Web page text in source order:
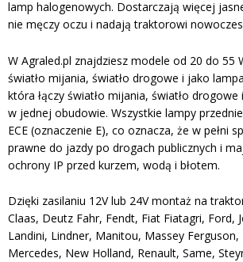
Często zadawane pytania
Kontakt
Bezpłatny projekt oświetlenia
O firmie
AgraLED Blog
+48 81 884 70 94
info@agraled.pl
+48 723 353 044
Inne akcesoria
Często zadawane pytania
Kontakt
Sprawdź wszystko
lamp halogenowych. Dostarczają więcej
nie męczy oczu i nadają traktorowi
W Agraled.pl znajdziesz modele od 20 do 55
światło mijania, światło drogowe i jako
która łączy światło mijania, światło
w jednej obudowie. Wszystkie lampy
ECE (oznaczenie E), co oznacza, że w pełni
prawne do jazdy po drogach publicznych i
ochrony IP przed kurzem, wodą i błotem.
Dzięki zasilaniu 12V lub 24V montaż na
Claas, Deutz Fahr, Fendt, Fiat Fiatagri, Ford,
Landini, Lindner, Manitou, Massey Ferguson,
Mercedes, New Holland, Renault, Same,